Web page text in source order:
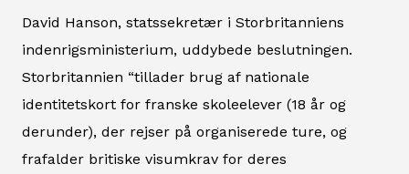
David Hanson, statssekretær i Storbritanniens
indenrigsministerium, uddybede beslutningen.
Storbritannien “tillader brug af nationale
identitetskort for franske skoleelever (18 år og
derunder), der rejser på organiserede ture, og
frafalder britiske visumkrav for deres